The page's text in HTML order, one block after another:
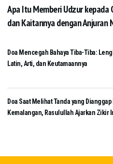
Apa Itu Memberi Udzur kepada
dan Kaitannya dengan Anjuran
Doa Mencegah Bahaya Tiba-Tiba:
Latin, Arti, dan Keutamaannya
Doa Saat Melihat Tanda yang Dianggap
Kemalangan, Rasulullah Ajarkan Zikir